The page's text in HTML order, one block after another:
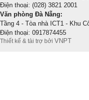
Điện thoại: (028) 3821 2001
Văn phòng Đà Nẵng:
Tầng 4 - Tòa nhà ICT1 - Khu
Điện thoại: 0917874455
Thiết kế & tài trợ bởi VNPT